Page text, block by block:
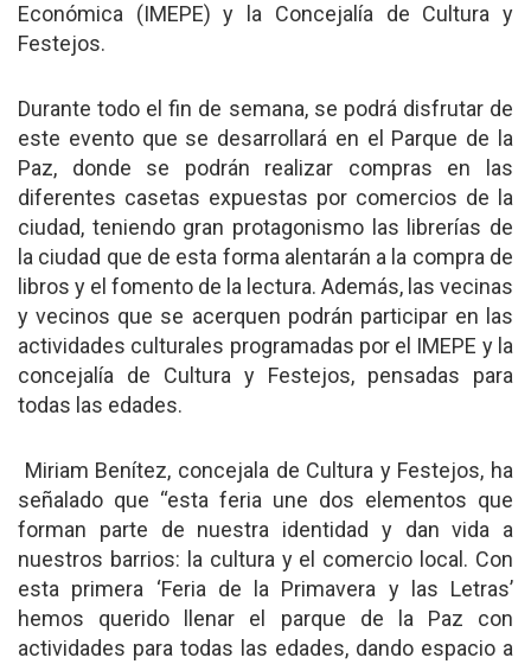
Económica (IMEPE) y la Concejalía de Cultura y
Festejos.
Durante todo el fin de semana, se podrá disfrutar de
este evento que se desarrollará en el Parque de la
Paz, donde se podrán realizar compras en las
diferentes casetas expuestas por comercios de la
ciudad, teniendo gran protagonismo las librerías de
la ciudad que de esta forma alentarán a la compra de
libros y el fomento de la lectura. Además, las vecinas
y vecinos que se acerquen podrán participar en las
actividades culturales programadas por el IMEPE y la
concejalía de Cultura y Festejos, pensadas para
todas las edades.
Miriam Benítez, concejala de Cultura y Festejos, ha
señalado que “esta feria une dos elementos que
forman parte de nuestra identidad y dan vida a
nuestros barrios: la cultura y el comercio local. Con
esta primera ‘Feria de la Primavera y las Letras’
hemos querido llenar el parque de la Paz con
actividades para todas las edades, dando espacio a